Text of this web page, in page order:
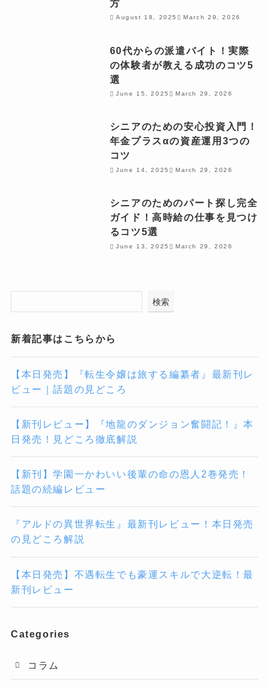
方
August 18, 2025 March 29, 2026
60代からの派遣バイト！実際
の体験者が教える成功のコツ5
選
June 15, 2025 March 29, 2026
シニアのための安心投資入門！
年金プラスαの資産運用3つの
コツ
June 14, 2025 March 29, 2026
シニアのためのパート探し完全
ガイド！高時給の仕事を見つけ
るコツ5選
June 13, 2025 March 29, 2026
検索
新着記事はこちらから
【本日発売】『転生令嬢は旅する編纂者』最新刊レ
ビュー｜話題の見どころ
【新刊レビュー】『地龍のダンジョン奮闘記！』本
日発売！見どころ徹底解説
【新刊】学園一かわいい後輩の命の恩人2巻発売！
話題の続編レビュー
『アルドの異世界転生』最新刊レビュー！本日発売
の見どころ解説
【本日発売】不遇転生でも豪運スキルで大逆転！最
新刊レビュー
Categories
コラム